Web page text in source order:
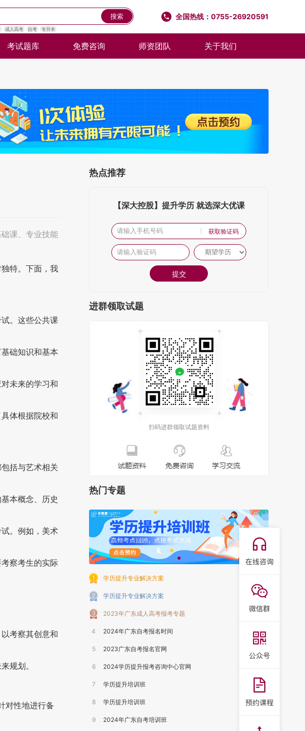
全国热线：0755-26920591
搜索
成人高考 自考 专升本
考试题库 免费咨询 师资团队 关于我们
课、专业技能
特。下面，我
。这些公共课
础知识和基本
未来的学习和
体根据院校和
包括与艺术相关
本概念、历史
。例如，美术
察考生的实际
考察其创意和
规划。
对性地进行备
热点推荐
【深大控股】提升学历 就选深大优课
获取验证码
提交
进群领取试题
扫码进群领取试题资料
热门专题
学历提升专业解决方案
学历提升专业解决方案
2023年广东成人高考报考专题
4 2024年广东自考报名时间
5 2023广东自考报名官网
6 2024学历提升报考咨询中心官网
7 学历提升培训班
8 学历提升培训班
9 2024年广东自考培训班